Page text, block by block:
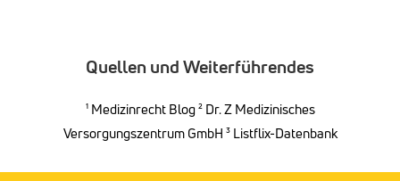
Quellen und Weiterführendes
¹Medizinrecht Blog²Dr. Z Medizinisches
Versorgungszentrum GmbH³ Listflix-Datenbank